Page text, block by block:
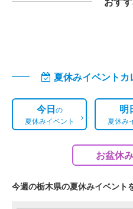
夏休みイベント
今日の
夏休みイベント
明
夏休み
お盆休み
今週の栃木県の夏休みイベント